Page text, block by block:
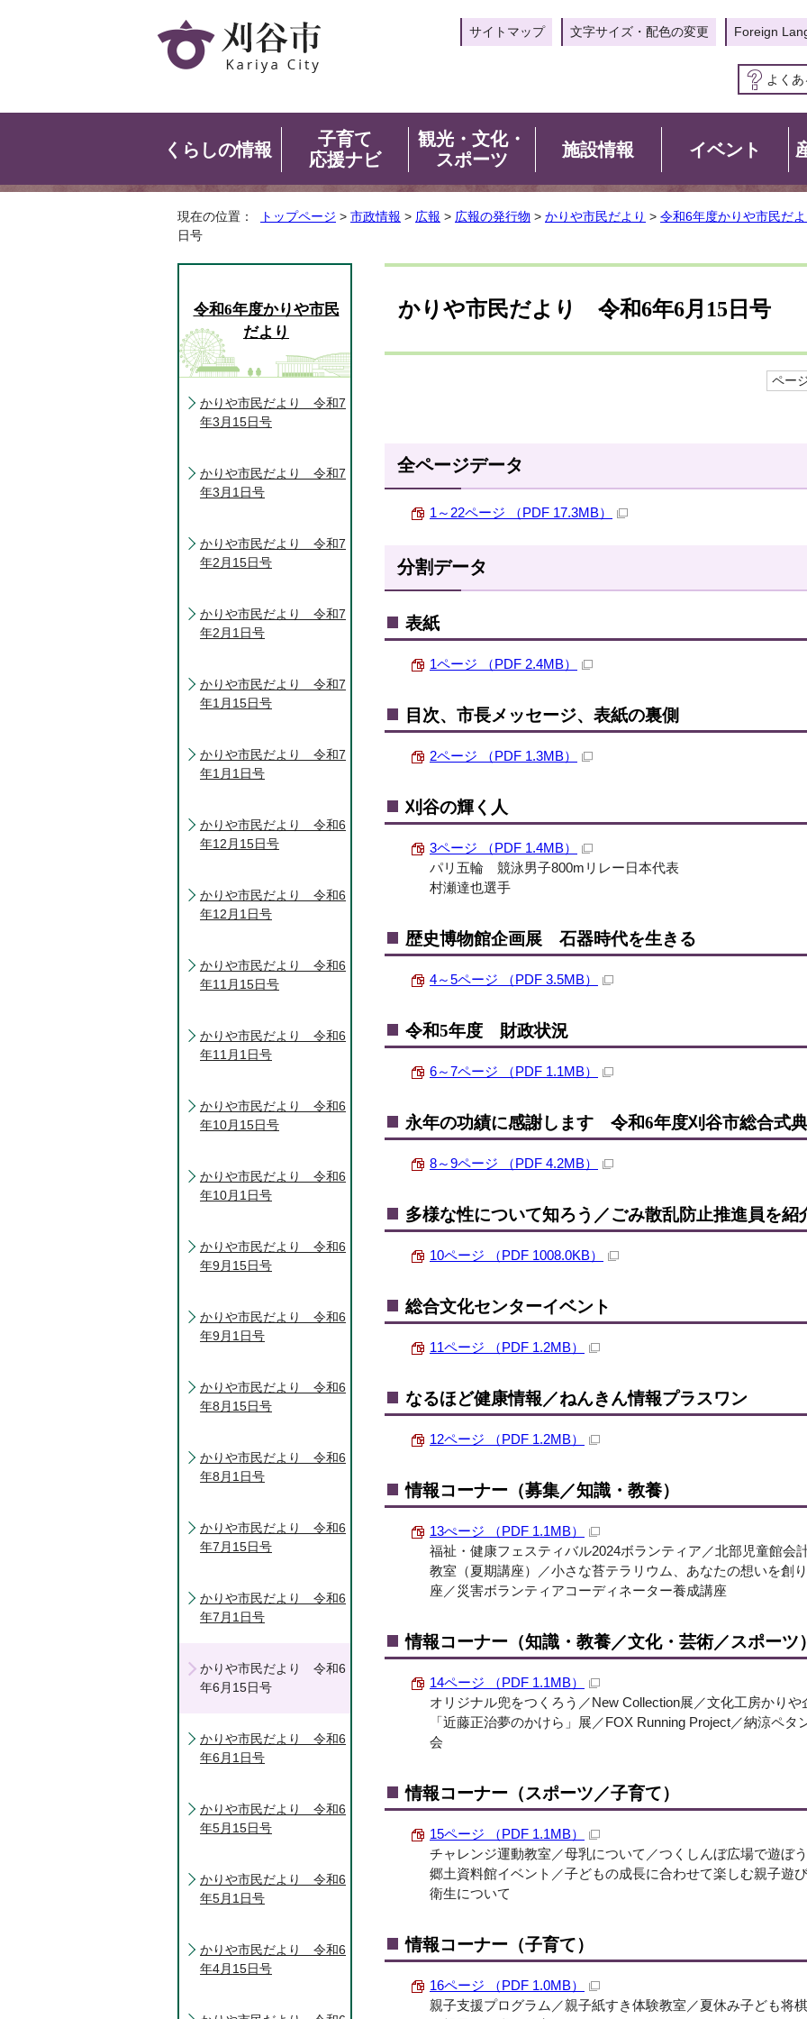
サイトマップ 文字サイズ・配色の変更 Foreign
よく
くらしの情報
子育て
応援ナビ
観光・文化・
スポーツ
施設情報 イベント
現在の位置： トップページ > 市政情報 > 広報 > 広報の発行物 > かりや市民だより > 令和6年度かりや市民だ
日号
かりや市民だより 令和6年6月15日号
ペー
全ページデータ
1～22ページ （PDF 17.3MB）
分割データ
表紙
1ページ （PDF 2.4MB）
目次、市長メッセージ、表紙の裏側
2ページ （PDF 1.3MB）
刈谷の輝く人
3ページ （PDF 1.4MB）
パリ五輪 競泳男子800mリレー日本代表
村瀬達也選手
歴史博物館企画展 石器時代を生きる
4～5ページ （PDF 3.5MB）
令和5年度 財政状況
6～7ページ （PDF 1.1MB）
永年の功績に感謝します 令和6年度刈谷市総合式
8～9ページ （PDF 4.2MB）
多様な性について知ろう／ごみ散乱防止推進員を紹
10ページ （PDF 1008.0KB）
総合文化センターイベント
11ページ （PDF 1.2MB）
なるほど健康情報／ねんきん情報プラスワン
12ページ （PDF 1.2MB）
情報コーナー（募集／知識・教養）
13ぺージ （PDF 1.1MB）
福祉・健康フェスティバル2024ボランティア／北部児童館会
教室（夏期講座）／小さな苔テラリウム、あなたの想いを創
座／災害ボランティアコーディネーター養成講座
情報コーナー（知識・教養／文化・芸術／スポーツ
14ページ （PDF 1.1MB）
オリジナル兜をつくろう／New Collection展／文化工房かり
「近藤正治夢のかけら」展／FOX Running Project／納涼ペ
会
情報コーナー（スポーツ／子育て）
15ページ （PDF 1.1MB）
チャレンジ運動教室／母乳について／つくしんぼ広場で遊ぼ
郷土資料館イベント／子どもの成長に合わせて楽しむ親子遊
衛生について
情報コーナー（子育て）
16ページ （PDF 1.0MB）
親子支援プログラム／親子紙すき体験教室／夏休み子ども将
令和6年度かりや市民
だより
かりや市民だより 令和7
年3月15日号
かりや市民だより 令和7
年3月1日号
かりや市民だより 令和7
年2月15日号
かりや市民だより 令和7
年2月1日号
かりや市民だより 令和7
年1月15日号
かりや市民だより 令和7
年1月1日号
かりや市民だより 令和6
年12月15日号
かりや市民だより 令和6
年12月1日号
かりや市民だより 令和6
年11月15日号
かりや市民だより 令和6
年11月1日号
かりや市民だより 令和6
年10月15日号
かりや市民だより 令和6
年10月1日号
かりや市民だより 令和6
年9月15日号
かりや市民だより 令和6
年9月1日号
かりや市民だより 令和6
年8月15日号
かりや市民だより 令和6
年8月1日号
かりや市民だより 令和6
年7月15日号
かりや市民だより 令和6
年7月1日号
かりや市民だより 令和6
年6月15日号
かりや市民だより 令和6
年6月1日号
かりや市民だより 令和6
年5月15日号
かりや市民だより 令和6
年5月1日号
かりや市民だより 令和6
年4月15日号